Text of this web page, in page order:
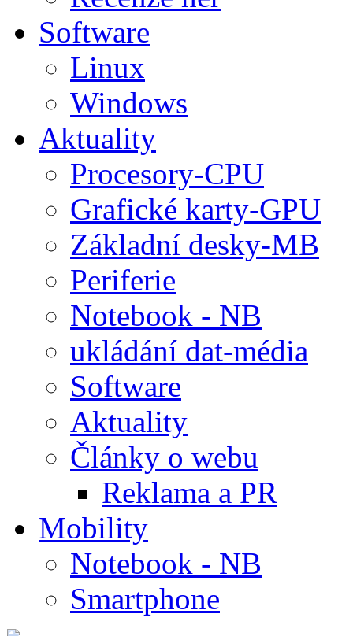
Software
Linux
Windows
Aktuality
Procesory-CPU
Grafické karty-GPU
Základní desky-MB
Periferie
Notebook - NB
ukládání dat-média
Software
Aktuality
Články o webu
Reklama a PR
Mobility
Notebook - NB
Smartphone